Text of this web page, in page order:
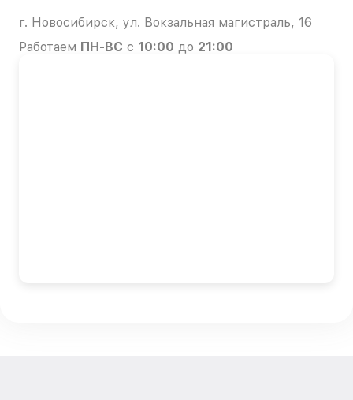
г. Новосибирск, ул. Вокзальная магистраль, 16
Работаем ПН-ВС с 10:00 до 21:00